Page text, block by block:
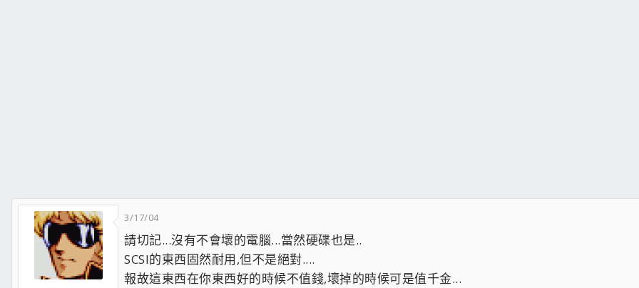
3/17/04
請切記...沒有不會壞的電腦...當然硬碟也是..
SCSI的東西固然耐用,但不是絕對....
報故這東西在你東西好的時候不值錢,壞掉的時候可是值千金...